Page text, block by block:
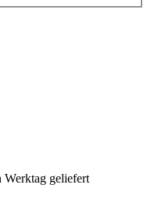
Werktag geliefert